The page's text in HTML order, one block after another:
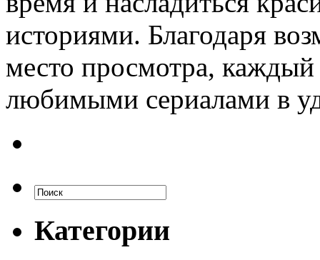
историями. Благодаря
место просмотра,
любимыми сериалами в
Категории